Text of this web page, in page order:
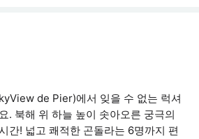
de Pier)에서 잊을 수 없는 럭셔
. 북해 위 하늘 높이 솟아오른 궁극의
간! 넓고 쾌적한 곤돌라는 6명까지 편